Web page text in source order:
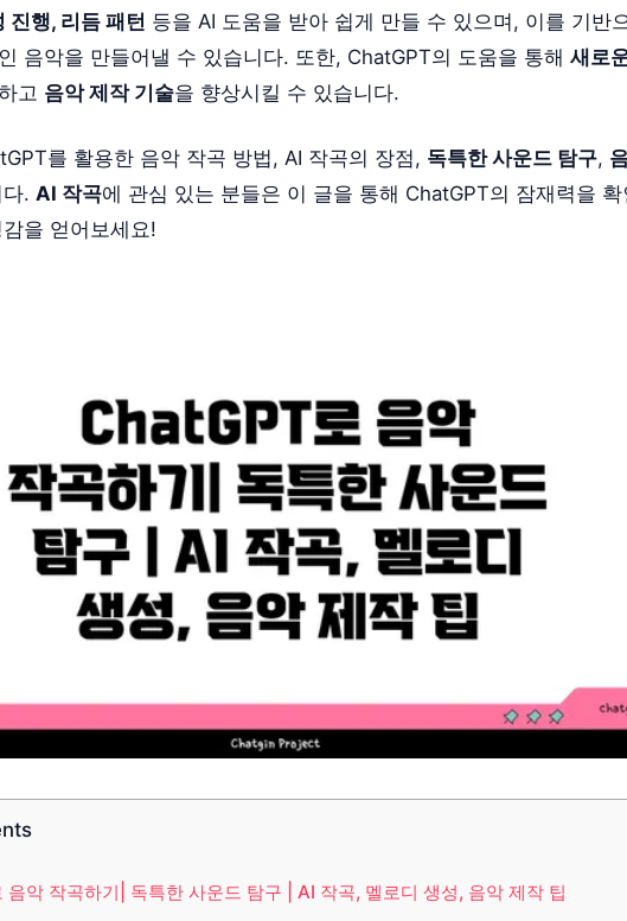
진행, 리듬 패턴 등을 AI 도움을 받아 쉽게 만들 수 있으며, 이를 기반
음악을 만들어낼 수 있습니다. 또한, ChatGPT의 도움을 통해 새로
고 음악 제작 기술을 향상시킬 수 있습니다.
를 활용한 음악 작곡 방법, AI 작곡의 장점, 독특한 사운드 탐구,
. AI 작곡에 관심 있는 분들은 이 글을 통해 ChatGPT의 잠재력을 확
을 얻어보세요!
악 작곡하기| 독특한 사운드 탐구 | AI 작곡, 멜로디 생성, 음악 제작 팁